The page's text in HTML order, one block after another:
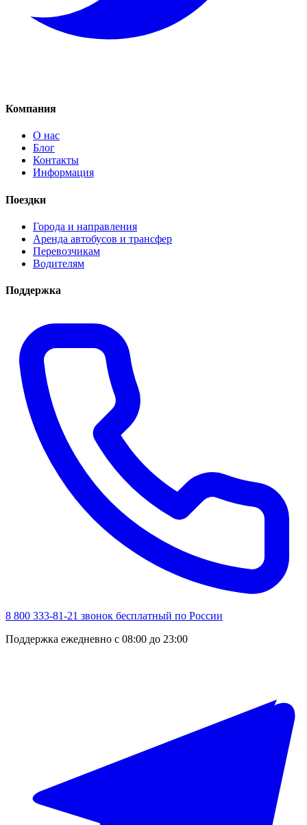
Компания
О нас
Блог
Контакты
Информация
Поездки
Города и направления
Аренда автобусов и трансфер
Перевозчикам
Водителям
Поддержка
8 800 333-81-21 звонок бесплатный по России
Поддержка ежедневно с 08:00 до 23:00